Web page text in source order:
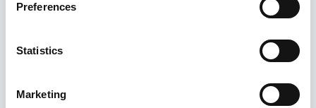
Preferences
Statistics
Marketing